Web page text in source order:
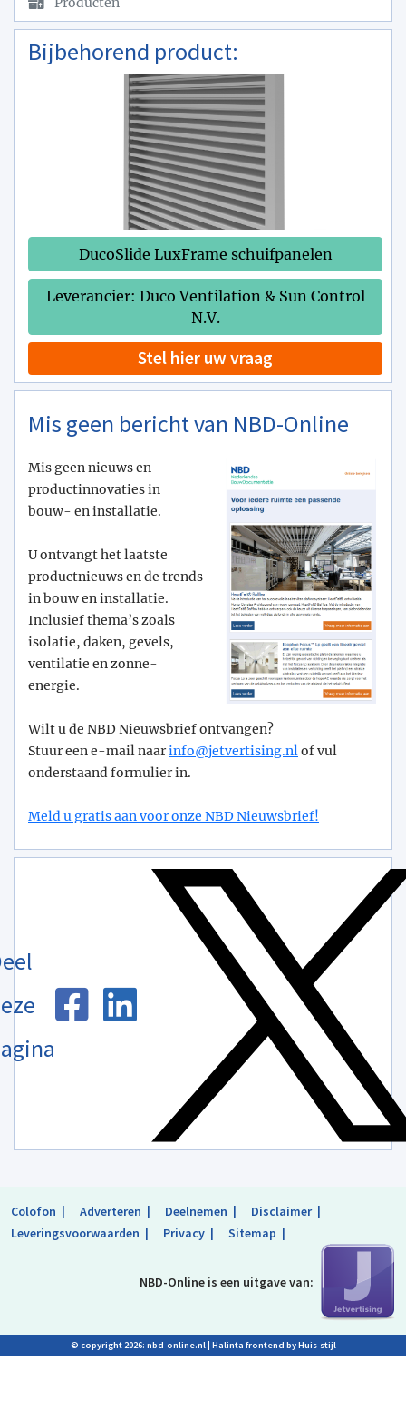
Bijbehorend product:
DucoSlide LuxFrame schuifpanelen
Leverancier: Duco Ventilation & Sun Control
N.V.
Stel hier uw vraag
Mis geen bericht van NBD-Online
Mis geen nieuws en
productinnovaties in
bouw- en installatie.
U ontvangt het laatste
productnieuws en de trends
in bouw en installatie.
Inclusief thema’s zoals
isolatie, daken, gevels,
ventilatie en zonne-
energie.
Wilt u de NBD Nieuwsbrief ontvangen?
Stuur een e-mail naarinfo@­jetvertising.nlof vul
onderstaand formulier in.
Meld u gratis aan voor onze NBD Nieuwsbrief!
Colofon Adverteren Deelnemen
Disclaimer
Leveringsvoorwaarden
Privacy Sitemap
NBD-Online is een uitgave van:
© copyright 2026: nbd-online.nl | Halinta frontend by Huis-stijl